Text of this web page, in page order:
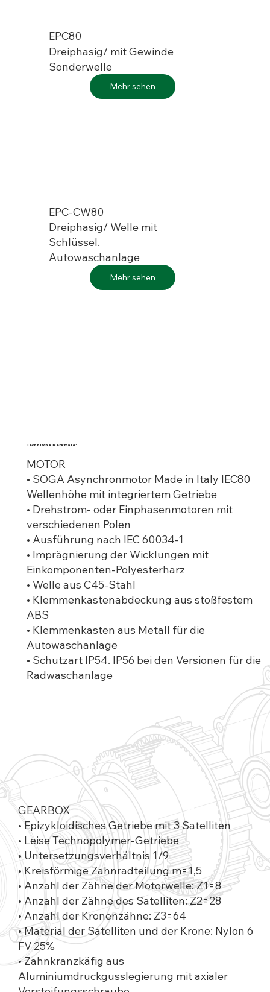
EPC80
Dreiphasig/ mit Gewinde
Sonderwelle
Mehr sehen
EPC-CW80
Dreiphasig/ Welle mit
Schlüssel.
Autowaschanlage
Mehr sehen
Technische Merkmale:
MOTOR
• SOGA Asynchronmotor Made in Italy IEC80
Wellenhöhe mit integriertem Getriebe
• Drehstrom- oder Einphasenmotoren mit
verschiedenen Polen
• Ausführung nach IEC 60034-1
• Imprägnierung der Wicklungen mit
Einkomponenten-Polyesterharz
• Welle aus C45-Stahl
• Klemmenkastenabdeckung aus stoßfestem
ABS
• Klemmenkasten aus Metall für die
Autowaschanlage
• Schutzart IP54. IP56 bei den Versionen für die
Radwaschanlage
GEARBOX
• Epizykloidisches Getriebe mit 3 Satelliten
• Leise Technopolymer-Getriebe
• Untersetzungsverhältnis 1/9
• Kreisförmige Zahnradteilung m=1,5
• Anzahl der Zähne der Motorwelle: Z1=8
• Anzahl der Zähne des Satelliten: Z2=28
• Anzahl der Kronenzähne: Z3=64
• Material der Satelliten und der Krone: Nylon 6
FV 25%
• Zahnkranzkäfig aus
Aluminiumdruckgusslegierung mit axialer